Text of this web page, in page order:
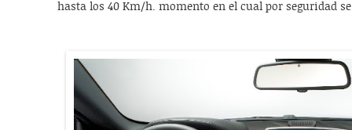
hasta los 40 Km/h. momento en el cual por seguridad